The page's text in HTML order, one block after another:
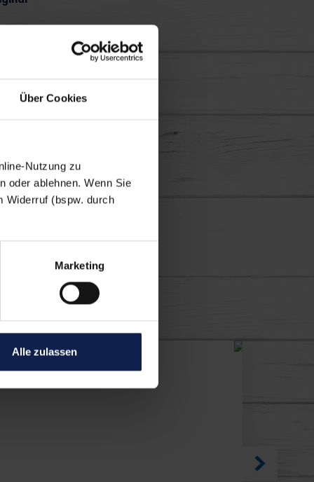
Über Cookies
Nutzung zu
oder ablehnen. Wenn Sie
Widerruf (bspw. durch
Marketing
Alle zulassen
lassen